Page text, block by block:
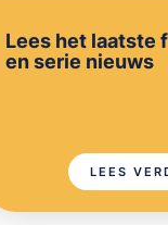
Lees het laatste
en serie nieuws
LEES